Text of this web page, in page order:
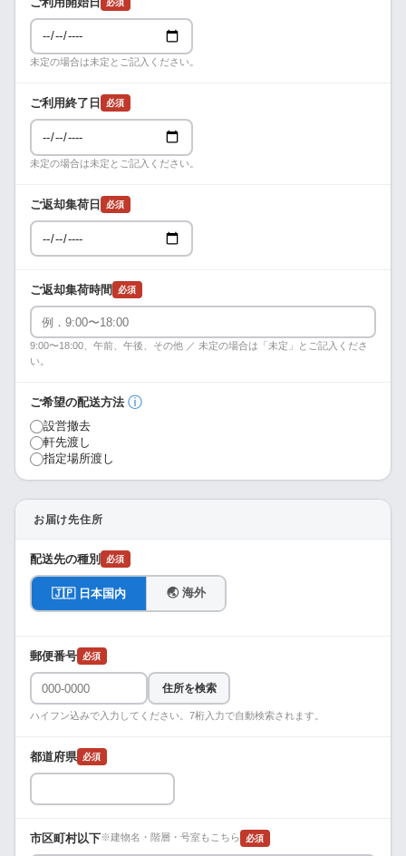
未定の場合は未定とご記入ください。
ご利用終了日 必須
未定の場合は未定とご記入ください。
ご返却集荷日 必須
ご返却集荷時間 必須
9:00〜18:00、午前、午後、その他 ／ 未定の場合は「未定」とご記入くださ
い。
ご希望の配送方法 ⓘ
設営撤去
軒先渡し
指定場所渡し
お届け先住所
配送先の種別 必須
🇯🇵 日本国内 🌏 海外
郵便番号 必須
住所を検索
ハイフン込みで入力してください。7桁入力で自動検索されます。
都道府県 必須
市区町村以下※建物名・階層・号室もこちら 必須